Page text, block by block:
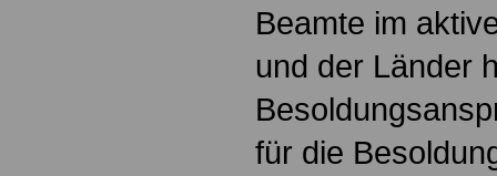
Beamte im
und der Länder
für die